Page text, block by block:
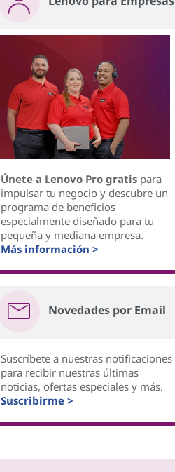
Únete a Lenovo Pro gratispara
impulsar tu negocio y descubre un
programa de beneficios
especialmente diseñado para tu
pequeña y mediana empresa.
Más información >
Novedades por Email
Suscríbete a nuestras notificaciones
para recibir nuestras últimas
noticias, ofertas especiales y más.
Suscribirme >